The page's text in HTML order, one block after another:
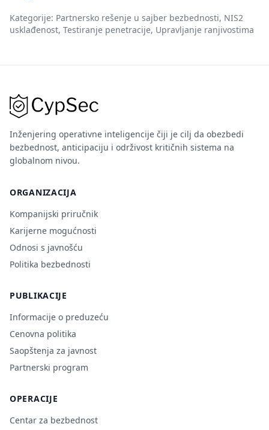
Kategorije: Partnersko rešenje u sajber bezbednosti, NIS2
usklađenost, Testiranje penetracije, Upravljanje ranjivostima
Inženjering operativne inteligencije čiji je cilj da obezbedi
bezbednost, anticipaciju i održivost kritičnih sistema na
globalnom nivou.
ORGANIZACIJA
Kompanijski priručnik
Karijerne mogućnosti
Odnosi s javnošću
Politika bezbednosti
PUBLIKACIJE
Informacije o preduzeću
Cenovna politika
Saopštenja za javnost
Partnerski program
OPERACIJE
Centar za bezbednost